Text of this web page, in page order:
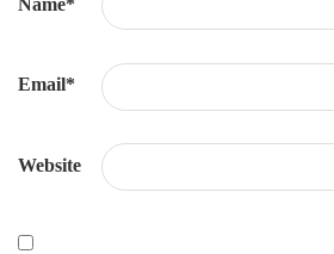
Email*
Website